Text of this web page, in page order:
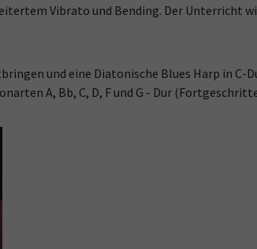
Vibrato und Bending. Der Unterricht
und eine Diatonische Blues Harp in C-
A, Bb, C, D, F und G - Dur